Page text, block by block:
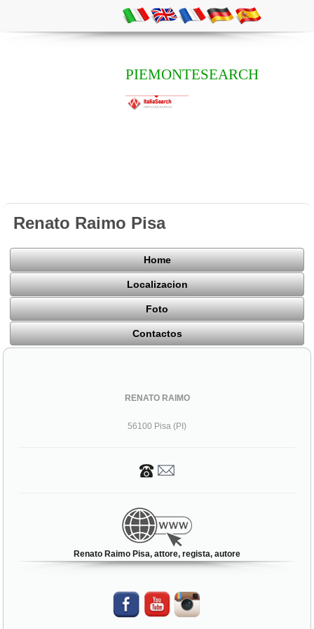
PIEMONTESEARCH
Renato Raimo Pisa
Home
Localizacion
Foto
Contactos
RENATO RAIMO
56100 Pisa (PI)
Renato Raimo Pisa, attore, regista, autore